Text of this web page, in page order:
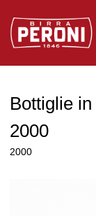
Logo Birra Peroni
Bottiglie
2000
2000